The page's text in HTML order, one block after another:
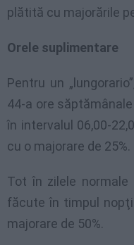
plătită cu majorările
Orele suplimentare
Pentru un
44-a ore
în intervalul 06,00-
cu o majorare de 25%.
Tot în zilele normale
făcute în timpul
majorare de 50%.